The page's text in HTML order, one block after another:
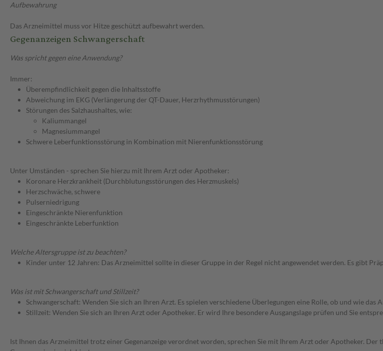
Aufbewahrung
Das Arzneimittel muss vor Hitze geschützt aufbewahrt werden.
Gegenanzeigen Schwangerschaft
Was spricht gegen eine Anwendung?
Immer:
Überempfindlichkeit gegen die Inhaltsstoffe
Abweichung im EKG (Verlängerung der QT-Dauer, Herzrhythmusstörungen)
Störungen des Salzhaushaltes, wie:
Kaliummangel
Magnesiummangel
Schwere Leberfunktionsstörung in Kombination mit Nierenfunktionsstörung
Unter Umständen - sprechen Sie hierzu mit Ihrem Arzt oder Apotheker:
Koronare Herzkrankheit (Durchblutungsstörungen des Herzmuskels)
Herzschwäche, schwere
Pulserniedrigung
Eingeschränkte Nierenfunktion
Eingeschränkte Leberfunktion
Welche Altersgruppe ist zu beachten?
Kinder unter 12 Jahren: Das Arzneimittel sollte in dieser Gruppe in der Regel nicht angewendet werden. Es gibt
Was ist mit Schwangerschaft und Stillzeit?
Schwangerschaft: Wenden Sie sich an Ihren Arzt. Es spielen verschiedene Überlegungen eine Rolle, ob und wie
Stillzeit: Wenden Sie sich an Ihren Arzt oder Apotheker. Er wird Ihre besondere Ausgangslage prüfen und Sie
Ist Ihnen das Arzneimittel trotz einer Gegenanzeige verordnet worden, sprechen Sie mit Ihrem Arzt oder Apotheker. Der